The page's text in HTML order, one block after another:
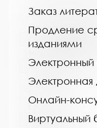
Заказ
Продление
изданиями
Электронная
Онлайн-
Название
Ловозерская
Сокращенное
Почтовый индекс:
184580
г. п. Ревда
Улица, дом: